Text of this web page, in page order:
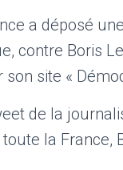
a déposé
contre Boris
site «
de la
la France,